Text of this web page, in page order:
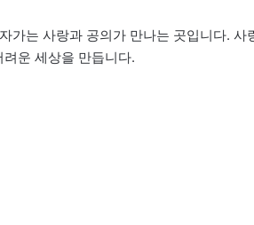
가는 사랑과 공의가 만나는 곳입니다. 사
운 세상을 만듭니다.